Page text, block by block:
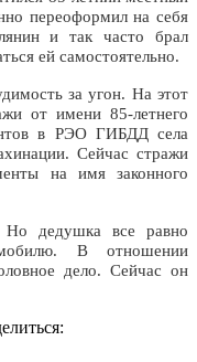
переоформил на себя
и так часто брал
ей самостоятельно.
за угон. На этот
от имени 85-летнего
в РЭО ГИБДД села
Сейчас стражи
на имя законного
Но дедушка все равно
В отношении
дело. Сейчас он